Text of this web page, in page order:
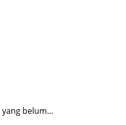
yang belum…